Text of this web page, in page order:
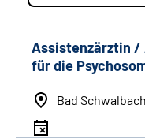
Assistenzärztin
für die
Bad Schwalbach